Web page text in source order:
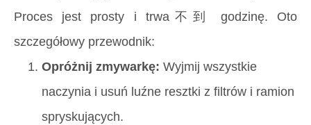
Proces jest prosty i trwa不到 godzinę. Oto
szczegółowy przewodnik:
Opróżnij zmywarkę: Wyjmij wszystkie
naczynia i usuń luźne resztki z filtrów i ramion
spryskujących.